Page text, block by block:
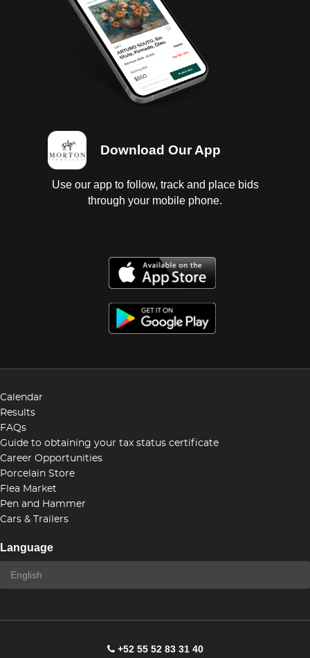
Download Our App
Use our app to follow, track and place bids
through your mobile phone.
Calendar
Results
FAQs
Guide to obtaining your tax status certificate
Career Opportunities
Porcelain Store
Flea Market
Pen and Hammer
Cars & Trailers
Language
+52 55 52 83 31 40